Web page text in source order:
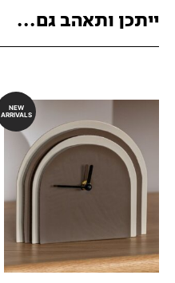
ייתכן ותאהב גם...
NEW
ARRIVALS